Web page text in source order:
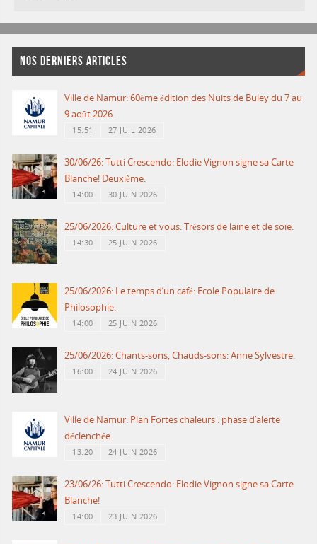
NOS DERNIERS ARTICLES
Ville de Namur: 60ème édition des Nuits de Buley du 7 au
9 août 2026.
15:51 27 JUIL 2026
30/06/26: Tutti Crescendo: Elodie Vignon signe sa Carte
Blanche! Deuxième.
14:00 30 JUIN 2026
25/06/2026: Culture et vous: Trésors de laine et de soie.
14:30 25 JUIN 2026
25/06/2026: Le temps d’un café: Ecole Populaire de
Philosophie.
14:00 25 JUIN 2026
25/06/2026: Chants-sons, Chauds-sons: Anne Sylvestre.
16:00 24 JUIN 2026
Ville de Namur: Plan Fortes chaleurs : phase d’alerte
déclenchée.
13:20 24 JUIN 2026
23/06/26: Tutti Crescendo: Elodie Vignon signe sa Carte
Blanche!
14:00 23 JUIN 2026